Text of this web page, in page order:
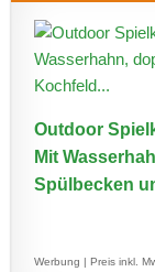
Outdoor
Mit
Spülbecken
Werbung | Preis inkl.